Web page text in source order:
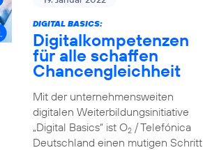
DIGITAL BASICS:
Digitalkompetenzen
für alle schaffen
Chancengleichheit
Mit der unternehmensweiten
digitalen Weiterbildungsinitiative
„Digital Basics“ ist O2/ Telefónica
Deutschland einen mutigen Schritt